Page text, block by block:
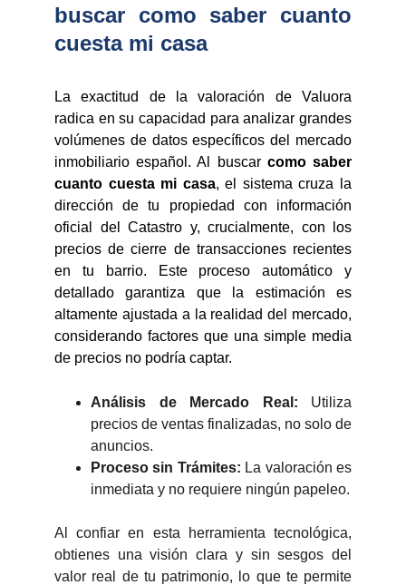
buscar como saber cuanto
cuesta mi casa
La exactitud de la valoración de Valuora
radica en su capacidad para analizar grandes
volúmenes de datos específicos del mercado
inmobiliario español. Al buscar como saber
cuanto cuesta mi casa, el sistema cruza la
dirección de tu propiedad con información
oficial del Catastro y, crucialmente, con los
precios de cierre de transacciones recientes
en tu barrio. Este proceso automático y
detallado garantiza que la estimación es
altamente ajustada a la realidad del mercado,
considerando factores que una simple media
de precios no podría captar.
Análisis de Mercado Real: Utiliza
precios de ventas finalizadas, no solo de
anuncios.
Proceso sin Trámites: La valoración es
inmediata y no requiere ningún papeleo.
Al confiar en esta herramienta tecnológica,
obtienes una visión clara y sin sesgos del
valor real de tu patrimonio, lo que te permite